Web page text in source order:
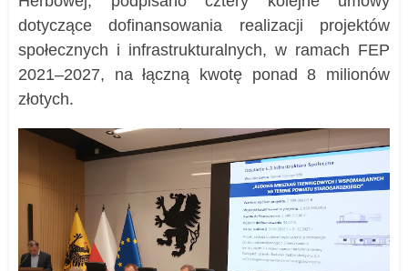
dotyczące dofinansowania realizacji projektów
społecznych i infrastrukturalnych, w ramach FEP
2021–2027, na łączną kwotę ponad 8 milionów
złotych.